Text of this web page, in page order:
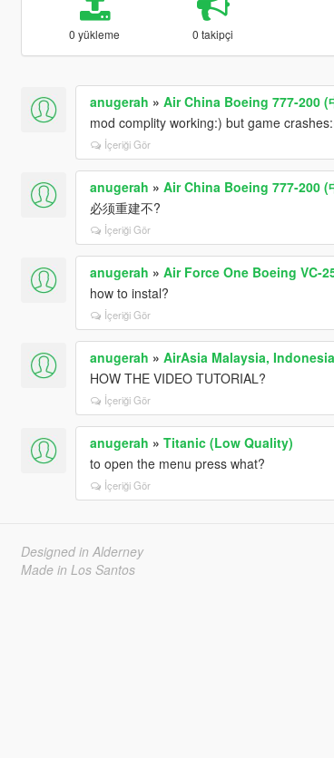
0 yükleme 0 takipçi
anugerah » Air China Boeing 777-200 (
mod complity working:) but game
İçeriği Gör
anugerah » Air China Boeing 777-200 (
必须重建不?
İçeriği Gör
anugerah » Air Force One Boeing VC-
how to instal?
İçeriği Gör
anugerah » AirAsia Malaysia,
HOW THE VIDEO TUTORIAL?
İçeriği Gör
anugerah » Titanic (Low Quality)
to open the menu press what?
İçeriği Gör
Designed in Alderney
Made in Los Santos